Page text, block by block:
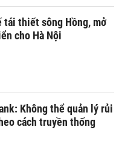
tái thiết sông Hồng, mở
cho Hà Nội
Không thể quản lý rủi
cách truyền thống